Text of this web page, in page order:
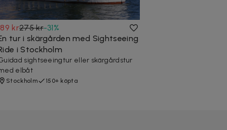
kr275 kr-31%
tur i skärgården med Sightseeing
i Stockholm
sightseeingtur eller skärgårdstur
elbåt
Stockholm 150+ köpta